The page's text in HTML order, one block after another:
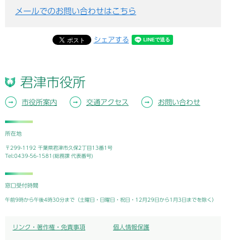
メールでのお問い合わせはこちら
シェアする
君津市役所
市役所案内 交通アクセス お問い合わせ
所在地
〒299-1192 千葉県君津市久保2丁目13番1号
Tel:0439-56-1581(総務課 代表番号)
窓口受付時間
午前9時から午後4時30分まで（土曜日・日曜日・祝日・12月29日から1月3日までを除く）
リンク・著作権・免責事項 個人情報保護